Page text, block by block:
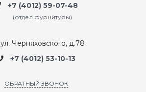
+7 (4012) 59-07-48
(отдел фурнитуры)
ул. Черняховского, д.78
+7 (4012) 53-10-13
ОБРАТНЫЙ ЗВОНОК